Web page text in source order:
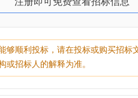
够顺利投标，请在投标或购买招
或招标人的解释为准。